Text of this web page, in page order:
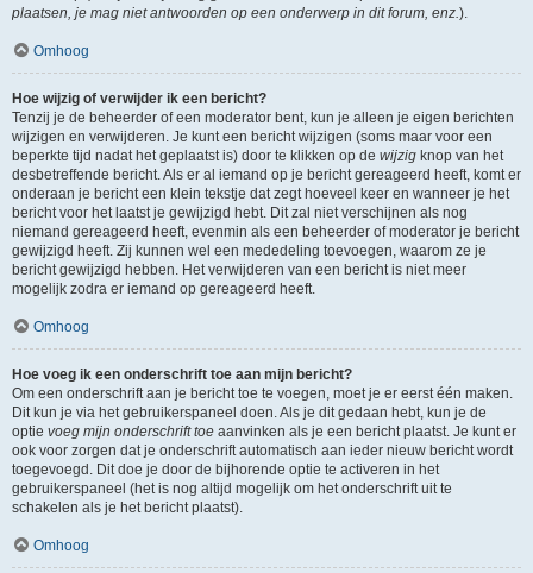
plaatsen, je mag niet antwoorden op een onderwerp in dit forum, enz.).
Omhoog
Hoe wijzig of verwijder ik een bericht?
Tenzij je de beheerder of een moderator bent, kun je alleen je eigen berichten
wijzigen en verwijderen. Je kunt een bericht wijzigen (soms maar voor een
beperkte tijd nadat het geplaatst is) door te klikken op de wijzig knop van het
desbetreffende bericht. Als er al iemand op je bericht gereageerd heeft, komt er
onderaan je bericht een klein tekstje dat zegt hoeveel keer en wanneer je het
bericht voor het laatst je gewijzigd hebt. Dit zal niet verschijnen als nog
niemand gereageerd heeft, evenmin als een beheerder of moderator je bericht
gewijzigd heeft. Zij kunnen wel een mededeling toevoegen, waarom ze je
bericht gewijzigd hebben. Het verwijderen van een bericht is niet meer
mogelijk zodra er iemand op gereageerd heeft.
Omhoog
Hoe voeg ik een onderschrift toe aan mijn bericht?
Om een onderschrift aan je bericht toe te voegen, moet je er eerst één maken.
Dit kun je via het gebruikerspaneel doen. Als je dit gedaan hebt, kun je de
optie voeg mijn onderschrift toe aanvinken als je een bericht plaatst. Je kunt er
ook voor zorgen dat je onderschrift automatisch aan ieder nieuw bericht wordt
toegevoegd. Dit doe je door de bijhorende optie te activeren in het
gebruikerspaneel (het is nog altijd mogelijk om het onderschrift uit te
schakelen als je het bericht plaatst).
Omhoog